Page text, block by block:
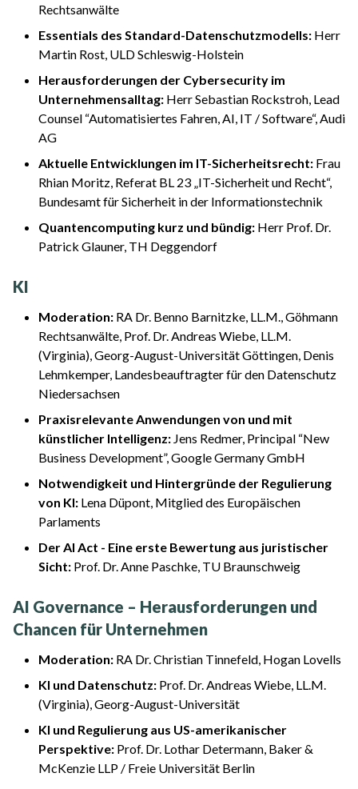
Rechtsanwälte
Essentials des Standard-Datenschutzmodells: Herr
Martin Rost, ULD Schleswig-Holstein
Herausforderungen der Cybersecurity im
Unternehmensalltag: Herr Sebastian Rockstroh, Lead
Counsel “Automatisiertes Fahren, AI, IT / Software“, Audi
AG
Aktuelle Entwicklungen im IT-Sicherheitsrecht: Frau
Rhian Moritz, Referat BL 23 „IT-Sicherheit und Recht“,
Bundesamt für Sicherheit in der Informationstechnik
Quantencomputing kurz und bündig: Herr Prof. Dr.
Patrick Glauner, TH Deggendorf
KI
Moderation: RA Dr. Benno Barnitzke, LL.M., Göhmann
Rechtsanwälte, Prof. Dr. Andreas Wiebe, LL.M.
(Virginia), Georg-August-Universität Göttingen, Denis
Lehmkemper, Landesbeauftragter für den Datenschutz
Niedersachsen
Praxisrelevante Anwendungen von und mit
künstlicher Intelligenz: Jens Redmer, Principal “New
Business Development”, Google Germany GmbH
Notwendigkeit und Hintergründe der Regulierung
von KI: Lena Düpont, Mitglied des Europäischen
Parlaments
Der AI Act - Eine erste Bewertung aus juristischer
Sicht: Prof. Dr. Anne Paschke, TU Braunschweig
AI Governance – Herausforderungen und
Chancen für Unternehmen
Moderation: RA Dr. Christian Tinnefeld, Hogan Lovells
KI und Datenschutz: Prof. Dr. Andreas Wiebe, LL.M.
(Virginia), Georg-August-Universität
KI und Regulierung aus US-amerikanischer
Perspektive: Prof. Dr. Lothar Determann, Baker &
McKenzie LLP / Freie Universität Berlin